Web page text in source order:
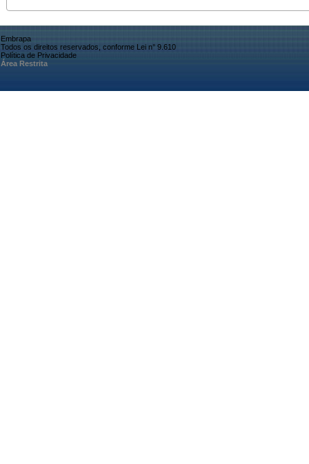
Embrapa
Todos os direitos reservados, conforme Lei n° 9.610
Política de Privacidade
Área Restrita